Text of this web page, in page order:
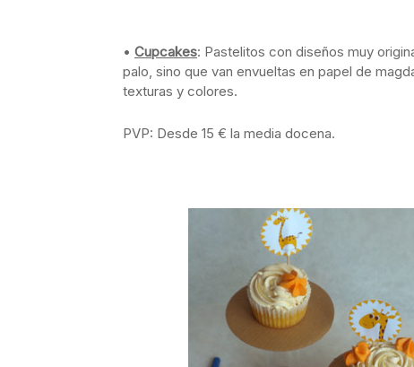
• Cupcakes: Pastelitos con diseños muy
palo, sino que van envueltas en papel de
texturas y colores.
PVP: Desde 15 € la media docena.